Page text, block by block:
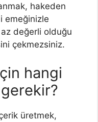
hakeden
emeğinizle
değerli olduğu
çekmezsiniz.
hangi
gerekir?
üretmek,